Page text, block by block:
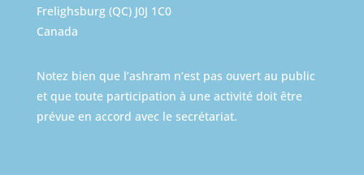
Frelighsburg (QC) J0J 1C0
Canada
Notez bien que l’ashram n’est pas ouvert au public
et que toute participation à une activité doit être
prévue en accord avec le secrétariat.